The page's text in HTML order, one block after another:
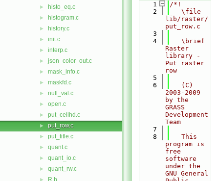
► histo_eq.c
► histogram.c
► history.c
► init.c
► interp.c
► json_color_out.c
► mask_info.c
► maskfd.c
► null_val.c
► open.c
► put_cellhd.c
► put_row.c
► put_title.c
► quant.c
► quant_io.c
► quant_rw.c
R.h
    1
/*!
    2
   \file
lib/raster/
put_row.c
    3
    4
   \brief
Raster
library -
Put raster
row
    5
    6
   (C)
2003-2009
by the
GRASS
Development
Team
    7
    8
   This
program is
free
software
under the
GNU General